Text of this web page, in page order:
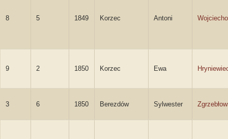
8 5 1849 Korzec Antoni
9 2 1850 Korzec Ewa
3 6 1850 Berezdów Sylwester